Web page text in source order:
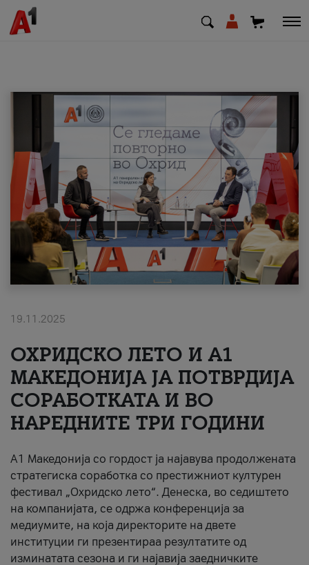
МК SQ
Приватни Деловни
Поддршка
Надополни кредит
#ПодобарОнлајн
19.11.2025
ОХРИДСКО ЛЕТО И A1
МАКЕДОНИЈА ЈА ПОТВРДИЈА
СОРАБОТКАТА И ВО
НАРЕДНИТЕ ТРИ ГОДИНИ
A1 Македонија со гордост ја најавува продолжената
стратегиска соработка со престижниот културен
фестивал „Охридско лето“. Денеска, во седиштето
на компанијата, се одржа конференција за
медиумите, на која директорите на двете
институции ги презентираа резултатите од
изминатата сезона и ги најавија заедничките